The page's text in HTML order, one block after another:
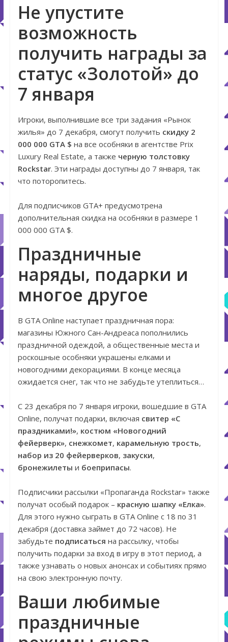
Не упустите
возможность
получить награды за
статус «Золотой» до
7 января
Игроки, выполнившие все три задания «Рынок
жилья» до 7 декабря, смогут получить скидку 2
000 000 GTA $ на все особняки в агентстве Prix
Luxury Real Estate, а также черную толстовку
Rockstar. Эти награды доступны до 7 января, так
что поторопитесь.
Для подписчиков GTA+ предусмотрена
дополнительная скидка на особняки в размере 1
000 000 GTA $.
Праздничные
наряды, подарки и
многое другое
В GTA Online наступает праздничная пора:
магазины Южного Сан-Андреаса пополнились
праздничной одеждой, а общественные места и
роскошные особняки украшены елками и
новогодними декорациями. В конце месяца
ожидается снег, так что не забудьте утеплиться…
С 23 декабря по 7 января игроки, вошедшие в GTA
Online, получат подарки, включая свитер «С
праздниками!», костюм «Новогодний
фейерверк», снежкомет, карамельную трость,
набор из 20 фейерверков, закуски,
бронежилеты и боеприпасы.
Подписчики рассылки «Пропаганда Rockstar» также
получат особый подарок – красную шапку «Елка».
Для этого нужно сыграть в GTA Online с 18 по 31
декабря (доставка займет до 72 часов). Не
забудьте подписаться на рассылку, чтобы
получить подарки за вход в игру в этот период, а
также узнавать о новых анонсах и событиях прямо
на свою электронную почту.
Ваши любимые
праздничные